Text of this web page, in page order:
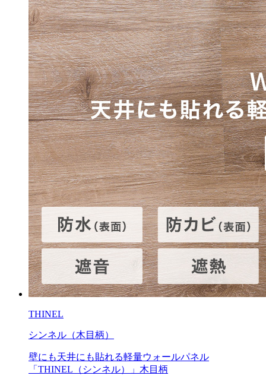
THINEL
シンネル（木目柄）
壁にも天井にも貼れる軽量ウォールパネル
「THINEL（シンネル）」木目柄